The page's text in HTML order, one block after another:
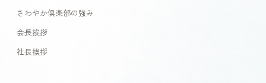
さわやか倶楽部の強み
会長挨拶
社長挨拶